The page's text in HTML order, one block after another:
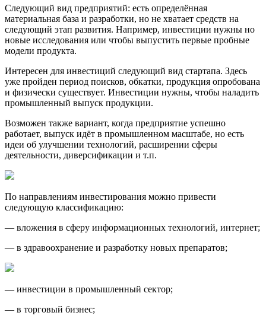
Следующий вид предприятий: есть определённая
материальная база и разработки, но не хватает средств на
следующий этап развития. Например, инвестиции нужны но
новые исследования или чтобы выпустить первые пробные
модели продукта.
Интересен для инвестиций следующий вид стартапа. Здесь
уже пройден период поисков, обкатки, продукция опробована
и физически существует. Инвестиции нужны, чтобы наладить
промышленный выпуск продукции.
Возможен также вариант, когда предприятие успешно
работает, выпуск идёт в промышленном масштабе, но есть
идеи об улучшении технологий, расширении сферы
деятельности, диверсификации и т.п.
По направлениям инвестирования можно привести
следующую классификацию:
— вложения в сферу информационных технологий, интернет;
— в здравоохранение и разработку новых препаратов;
— инвестиции в промышленный сектор;
— в торговый бизнес;